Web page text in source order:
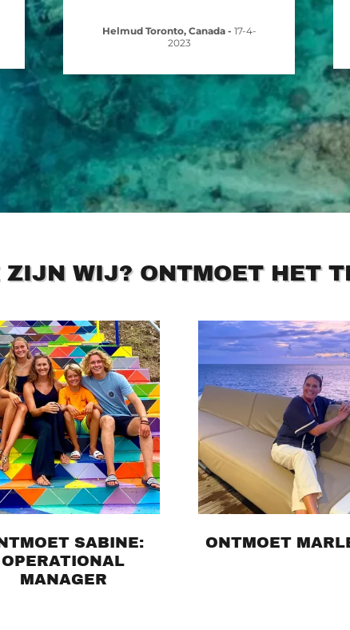
Helmud Toronto, Canada- 17-4-
2023
ZIJN WIJ? ONTMOET HET
SABINE:
OPERATIONAL
MANAGER
ONTMOET